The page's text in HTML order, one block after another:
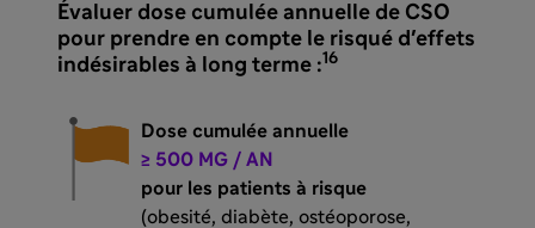
Évaluer dose cumulée annuelle de CSO
pour prendre en compte le risqué d'effets
indésirables à long terme :16
Dose cumulée annuelle
≥ 500 MG / AN
pour les patients à risque
(obesité, diabète, ostéoporose,